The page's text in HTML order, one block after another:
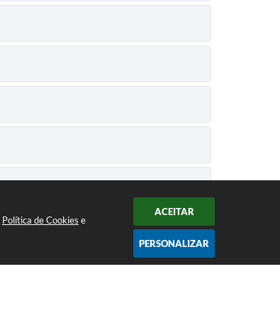
Política de Cookies e
ACEITAR
PERSONALIZAR